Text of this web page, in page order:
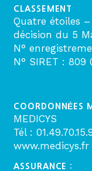
CLASSEMENT
Quatre étoiles
décision du 5
N°
N° SIRET : 809
COORDONNÉES
MEDICYS
Tél :
www.medicys.fr
ASSURANCE :